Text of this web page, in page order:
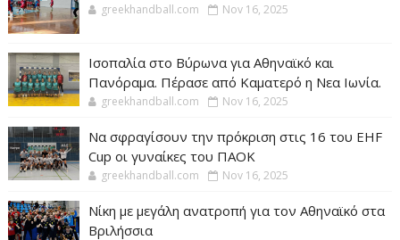
greekhandball.com Nov 16, 2025
Ισοπαλία στο Βύρωνα για Αθηναϊκό και
Πανόραμα. Πέρασε από Καματερό η Νεα Ιωνία.
greekhandball.com Nov 16, 2025
Να σφραγίσουν την πρόκριση στις 16 του EHF
Cup οι γυναίκες του ΠΑΟΚ
greekhandball.com Nov 16, 2025
Νίκη με μεγάλη ανατροπή για τον Αθηναϊκό στα
Βριλήσσια